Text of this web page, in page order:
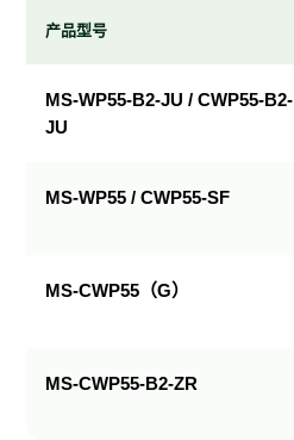
与
产品型号
MS-WP55-B2-JU / CWP55-B2-
JU
MS-WP55 / CWP55-SF
MS-CWP55（G）
MS-CWP55-B2-ZR